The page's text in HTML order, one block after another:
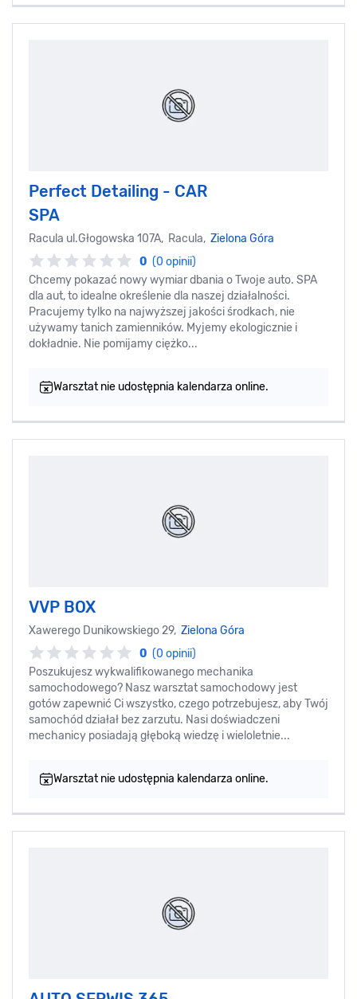
Perfect Detailing - CAR
SPA
Racula ul.Głogowska 107A, Racula, Zielona Góra
0 (0 opinii)
Chcemy pokazać nowy wymiar dbania o Twoje auto. SPA
dla aut, to idealne określenie dla naszej działalności.
Pracujemy tylko na najwyższej jakości środkach, nie
używamy tanich zamienników. Myjemy ekologicznie i
dokładnie. Nie pomijamy ciężko...
Warsztat nie udostępnia kalendarza online.
VVP BOX
Xawerego Dunikowskiego 29, Zielona Góra
0 (0 opinii)
Poszukujesz wykwalifikowanego mechanika
samochodowego? Nasz warsztat samochodowy jest
gotów zapewnić Ci wszystko, czego potrzebujesz, aby Twój
samochód działał bez zarzutu. Nasi doświadczeni
mechanicy posiadają głęboką wiedzę i wieloletnie...
Warsztat nie udostępnia kalendarza online.